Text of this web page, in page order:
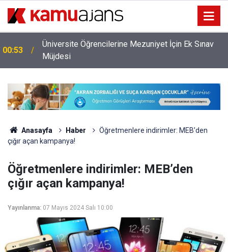
00:53
Üniversite Öğrencilerine Mezuniyet İçin Ek Sınav
Müjdesi
Anasayfa Haber
Öğretmenlere indirimler: MEB’den
çığır açan kampanya!
Öğretmenlere indirimler: MEB’den
çığır açan kampanya!
Yayınlanma: 07 Mayıs 2024 Salı 10:00